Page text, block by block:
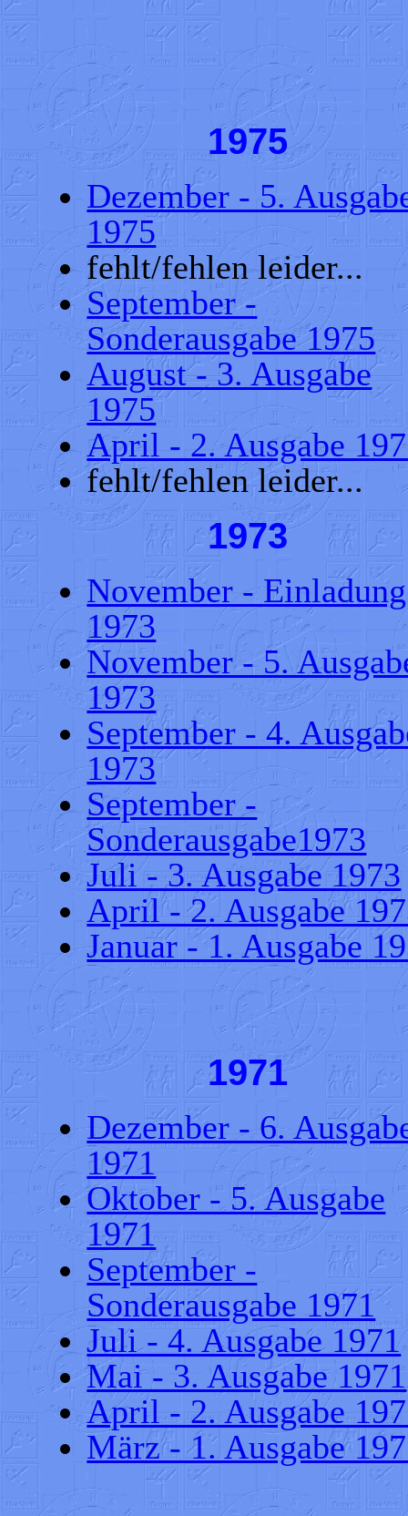
1975
Dezember - 5.
1975
fehlt/fehlen leider...
September -
Sonderausgabe 1975
August - 3. Ausgabe
1975
April - 2. Ausgabe
fehlt/fehlen leider...
1973
November - Einladung
1973
November - 5.
1973
September - 4.
1973
September -
Sonderausgabe1973
Juli - 3. Ausgabe 1973
April - 2. Ausgabe
Januar - 1. Ausgabe
1971
Dezember - 6.
1971
Oktober - 5. Ausgabe
1971
September -
Sonderausgabe 1971
Juli - 4. Ausgabe 1971
Mai - 3. Ausgabe 1971
April - 2. Ausgabe
März - 1. Ausgabe